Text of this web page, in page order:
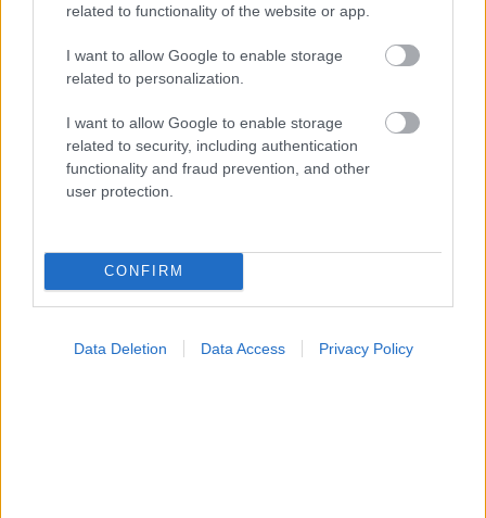
related to functionality of the website or app.
I want to allow Google to enable storage
related to personalization.
I want to allow Google to enable storage
related to security, including authentication
functionality and fraud prevention, and other
user protection.
CONFIRM
Data Deletion Data Access Privacy Policy